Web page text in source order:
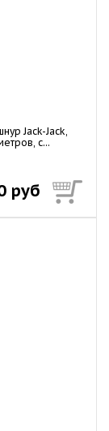
Jack-Jack,
с...
руб